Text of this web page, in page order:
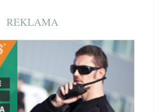
REKLAMA